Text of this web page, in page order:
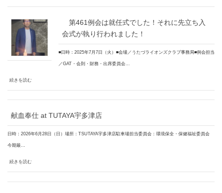
第461例会は就任式でした！それに先立ち入
会式が執り行われました！
■日時：2025年7月7日（火）■会場／うたづライオンズクラブ事務局■例会担当
／GAT・会則・財務・出席委員会…
続きを読む
献血奉仕 at TUTAYA宇多津店
日時：2026年6月28日（日）場所：TSUTAYA宇多津店駐車場担当委員会：環境保全・保健福祉委員会
今期最…
続きを読む